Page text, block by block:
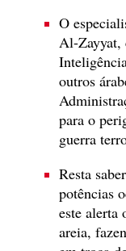
O
Al-Zayyat,
outros
para o
guerra
Resta
potências
este alerta
areia,